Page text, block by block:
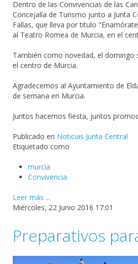
Dentro de las Convivencias de las
Concejalía de Turismo junto a Junta
Fallas, que lleva por titulo
al Teatro Romea de Murcia​, en el
También como novedad, el
el centro de Murcia.
Agradecemos al Ayuntamiento de
de semana en Murcia.
Juntos hacemos fiesta, juntos
Publicado en Noticias Junta Central
Etiquetado como
murcia
Convivencia
Leer más ...
Miércoles, 22 Junio 2016 17:01
Preparativos